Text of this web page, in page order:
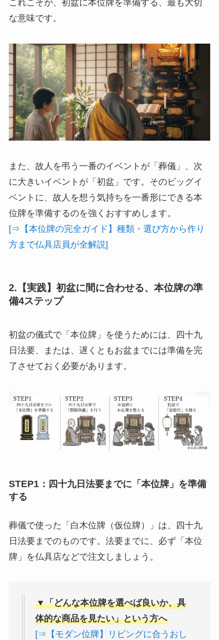
これこそが、初盆に本位牌を準備する、最も大切
な意味です。
また、故人を弔う一番のイベントが「葬儀」、次
に大きいイベントが「初盆」です。そのビッグイ
ベントに、故人を想う気持ちを一番形にできる本
位牌を準備するのを強くおすすめします。
[⇒【本位牌の完全ガイド】種類・選び方から作り
方まで仏具店員が全解説]
2.【実践】初盆に間に合わせる、本位牌の準
備4ステップ
初盆の儀式で「本位牌」を使うためには、四十九
日法要、または、遅くともお盆までには準備を完
了させておく必要があります。
STEP1：四十九日法要までに「本位牌」を準備
する
葬儀で使った「白木位牌（仮位牌）」は、四十九
日法要までのものです。法要までに、必ず「本位
牌」を仏具店などで注文しましょう。
▼「どんな本位牌を選べば良いか、具
体的な商品を見たい」という方へ
[⇒【モダン位牌】リビングに合うおし